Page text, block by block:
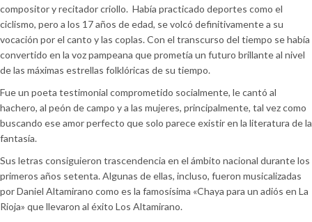
compositor y recitador criollo. Había practicado deportes como el
ciclismo, pero a los 17 años de edad, se volcó definitivamente a su
vocación por el canto y las coplas. Con el transcurso del tiempo se había
convertido en la voz pampeana que prometía un futuro brillante al nivel
de las máximas estrellas folklóricas de su tiempo.
Fue un poeta testimonial comprometido socialmente, le cantó al
hachero, al peón de campo y a las mujeres, principalmente, tal vez como
buscando ese amor perfecto que solo parece existir en la literatura de la
fantasía.
Sus letras consiguieron trascendencia en el ámbito nacional durante los
primeros años setenta. Algunas de ellas, incluso, fueron musicalizadas
por Daniel Altamirano como es la famosísima «Chaya para un adiós en La
Rioja» que llevaron al éxito Los Altamirano.